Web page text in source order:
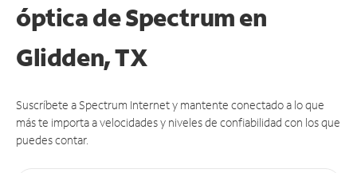
óptica de Spectrum en
Glidden, TX
Suscríbete a Spectrum Internet y mantente conectado a lo que
más te importa a velocidades y niveles de confiabilidad con los que
puedes contar.